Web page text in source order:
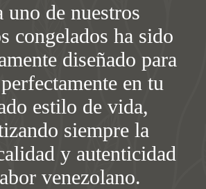
uno de nuestros
congelados ha sido
diseñado para
en tu
estilo de vida,
siempre la
y autenticidad
venezolano.